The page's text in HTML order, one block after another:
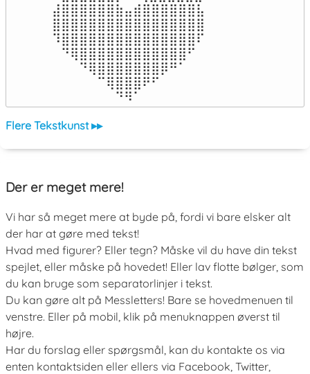
⣼⣿⣿⣿⣿⣿⣿⣷⣤⣾⣿⣿⣿⣿⣿⣿⣧
⣿⣿⣿⣿⣿⣿⣿⣿⣿⣿⣿⣿⣿⣿⣿⣿⣿
⠹⣿⣿⣿⣿⣿⣿⣿⣿⣿⣿⣿⣿⣿⣿⣿⠏
⠀⠙⢿⣿⣿⣿⣿⣿⣿⣿⣿⣿⣿⣿⣿⠋⠀
⠀⠀⠀⠙⢿⣿⣿⣿⣿⣿⣿⣿⡿⠛⠁⠀⠀
⠀⠀⠀⠀⠀⠉⢿⣿⣿⣿⠟⠋⠀⠀⠀⠀⠀
⠀⠀⠀⠀⠀⠀⠀⠙⠻⠁⠀⠀⠀⠀⠀⠀⠀⠀⠀⠀⠀⠀⠀
Flere Tekstkunst ▸▸
Der er meget mere!
Vi har så meget mere at byde på, fordi vi bare elsker alt
der har at gøre med tekst!
Hvad med figurer? Eller tegn? Måske vil du have din tekst
spejlet, eller måske på hovedet! Eller lav flotte bølger, som
du kan bruge som separatorlinjer i tekst.
Du kan gøre alt på Messletters! Bare se hovedmenuen til
venstre. Eller på mobil, klik på menuknappen øverst til
højre.
Har du forslag eller spørgsmål, kan du kontakte os via
enten kontaktsiden eller ellers via Facebook, Twitter,